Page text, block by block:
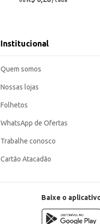
Institucional
Quem somos
Nossas lojas
Folhetos
WhatsApp de Ofertas
Trabalhe conosco
Cartão Atacadão
Baixe o